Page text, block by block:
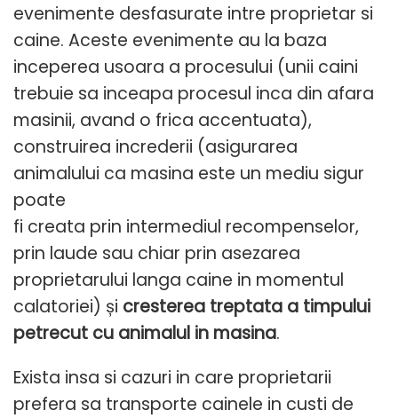
evenimente desfasurate intre proprietar si
caine. Aceste evenimente au la baza
inceperea usoara a procesului (unii caini
trebuie sa inceapa procesul inca din afara
masinii, avand o frica accentuata),
construirea increderii (asigurarea
animalului ca masina este un mediu sigur
poate
fi creata prin intermediul recompenselor,
prin laude sau chiar prin asezarea
proprietarului langa caine in momentul
calatoriei) și cresterea treptata a timpului
petrecut cu animalul in masina.
Exista insa si cazuri in care proprietarii
prefera sa transporte cainele in custi de